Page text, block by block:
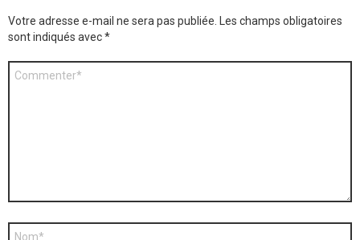
Votre adresse e-mail ne sera pas publiée. Les champs obligatoires
sont indiqués avec*
Commentaire
Nom